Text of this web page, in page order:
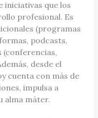
iniciativas que los
profesional. Es
(programas
podcasts,
(conferencias,
desde el
cuenta con más de
impulsa a
alma máter.